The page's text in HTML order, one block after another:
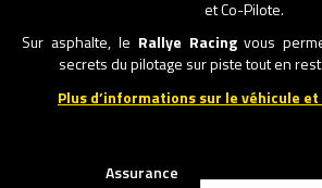
et Co-Pilote.
Sur asphalte, le Rallye Racingvous
secrets du pilotage sur piste tout en
Plus d’informations sur le véhicule et
Assurance